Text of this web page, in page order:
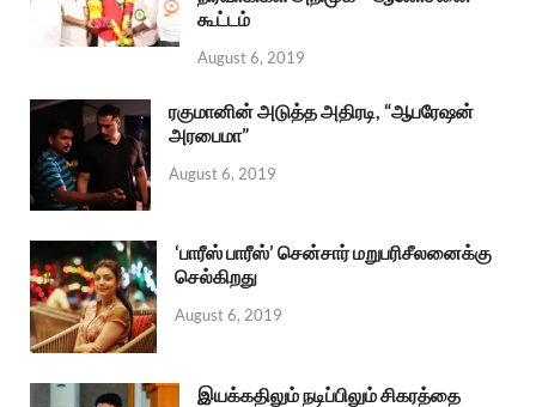
கூட்டம்
August 6, 2019
ரகுமானின் அடுத்த அதிரடி, “ஆபரேஷன்
அரபைமா”
August 6, 2019
‘பாரீஸ் பாரீஸ்’ சென்சார் மறுபரிசீலனைக்கு
செல்கிறது
August 6, 2019
இயக்கதிலும் நடிப்பிலும் சிகரத்தை